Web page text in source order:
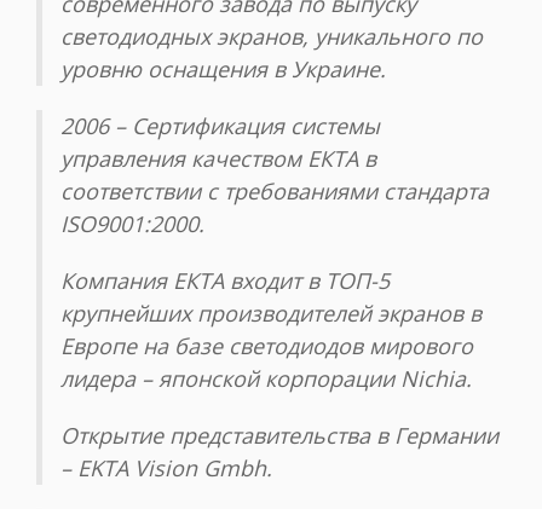
светодиодных экранов, уникального по
уровню оснащения в Украине.
2006 – Сертификация системы
управления качеством ЕКТА в
соответствии с требованиями стандарта
ISO9001:2000.
Компания ЕКТА входит в ТОП-5
крупнейших производителей экранов в
Европе на базе светодиодов мирового
лидера – японской корпорации Nichia.
Открытие представительства в Германии
– EKTA Vision Gmbh.